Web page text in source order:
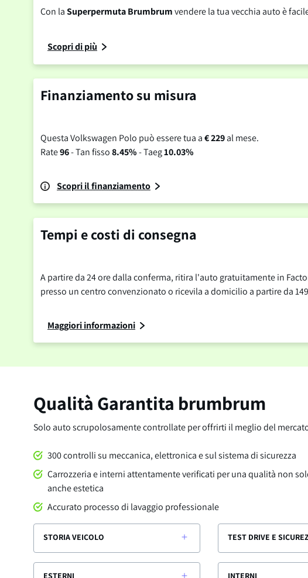
Con laSuperpermuta Brumbrumvendere la tua vecchia auto è
Scopri di più
Finanziamento su misura
Questa Volkswagen Polo può essere tua a€ 229al mese.
Rate96- Tan fisso8.45%- Taeg10.03%
Scopri il finanziamento
Tempi e costi di consegna
A partire da 24 ore dalla conferma, ritira l'auto gratuitamente in
presso un centro convenzionato o ricevila a domicilio a partire da
Maggiori informazioni
Qualità Garantita brumbrum
Solo auto scrupolosamente controllate per offrirti il meglio del
300 controlli su meccanica, elettronica e sul sistema di sicurezza
Carrozzeria e interni attentamente verificati per una qualità non
anche estetica
Accurato processo di lavaggio professionale
STORIA VEICOLO TEST DRIVE E
ESTERNI INTERNI